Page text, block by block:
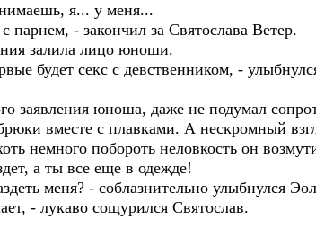
я... у меня...
парнем, - закончил за Святослава Ветер.
залила лицо юноши.
будет секс с девственником, -
заявления юноша, даже не подумал
вместе с плавками. А нескромный
немного побороть неловкость он
а ты все еще в одежде!
меня? - соблазнительно улыбнулся
- лукаво сощурился Святослав.